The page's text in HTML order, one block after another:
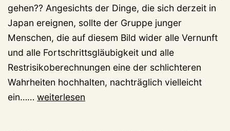
gehen?? Angesichts der Dinge, die sich derzeit in
Japan ereignen, sollte der Gruppe junger
Menschen, die auf diesem Bild wider alle Vernunft
und alle Fortschrittsgläubigkeit und alle
Restrisikoberechnungen eine der schlichteren
Wahrheiten hochhalten, nachträglich vielleicht
ein…… Ein
weiterlesen